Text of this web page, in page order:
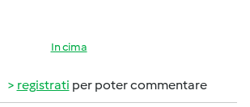
In cima
registrati per poter commentare